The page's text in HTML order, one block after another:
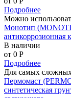
Подробнее
Можно
Монотип
антикоррозионная
В наличии
от 0 P
Подробнее
Для самых
Пермомаст
синтетическая